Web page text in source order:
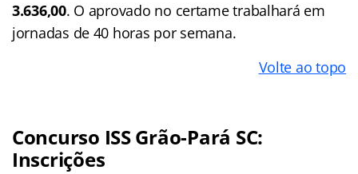
3.636,00. O aprovado no certame trabalhará em
jornadas de 40 horas por semana.
Volte ao topo
Concurso ISS Grão-Pará SC:
Inscrições